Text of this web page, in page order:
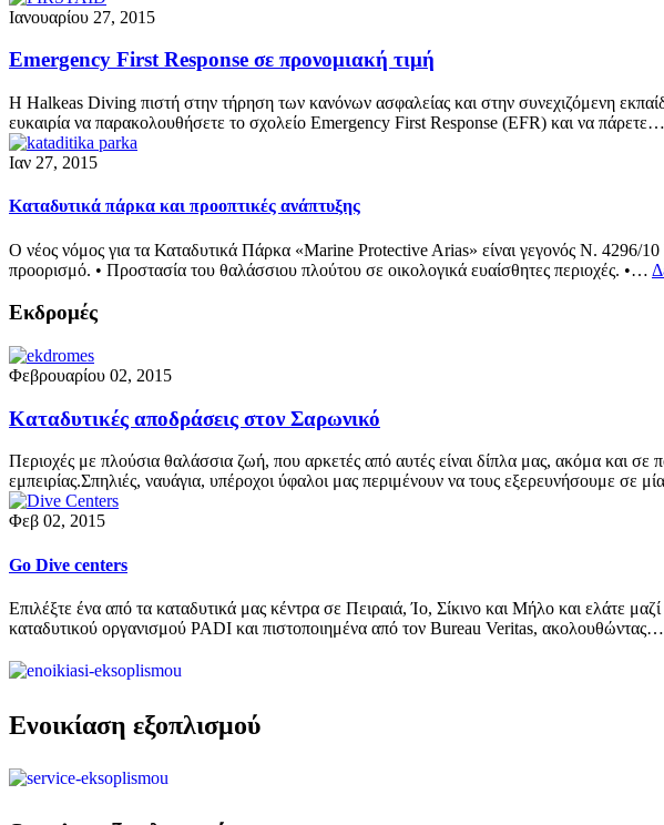
Ιανουαρίου 27, 2015
Emergency First Response σε προνομιακή τιμή
Η Halkeas Diving πιστή στην τήρηση των κανόνων ασφαλείας και στην συνεχιζόμενη
ευκαιρία να παρακολουθήσετε το σχολείο Emergency First Response (EFR) και να πάρετε…
Ιαν 27, 2015
Kαταδυτικά πάρκα και προοπτικές ανάπτυξης
O νέος νόμος για τα Καταδυτικά Πάρκα «Marine Protective Arias» είναι γεγονός N. 4296/
προορισμό. • Προστασία του θαλάσσιου πλούτου σε οικολογικά ευαίσθητες περιοχές. •…
Εκδρομές
Φεβρουαρίου 02, 2015
Καταδυτικές αποδράσεις στον Σαρωνικό
Περιοχές με πλούσια θαλάσσια ζωή, που αρκετές από αυτές είναι δίπλα μας, ακόμα και σε
εμπειρίας.Σπηλιές, ναυάγια, υπέροχοι ύφαλοι μας περιμένουν να τους εξερευνήσουμε σε
Φεβ 02, 2015
Go Dive centers
Επιλέξτε ένα από τα καταδυτικά μας κέντρα σε Πειραιά, Ίο, Σίκινο και Μήλο και ελάτε
καταδυτικού οργανισμού PADI και πιστοποιημένα από τον Bureau Veritas, ακολουθώντας…
Ενοικίαση εξοπλισμού